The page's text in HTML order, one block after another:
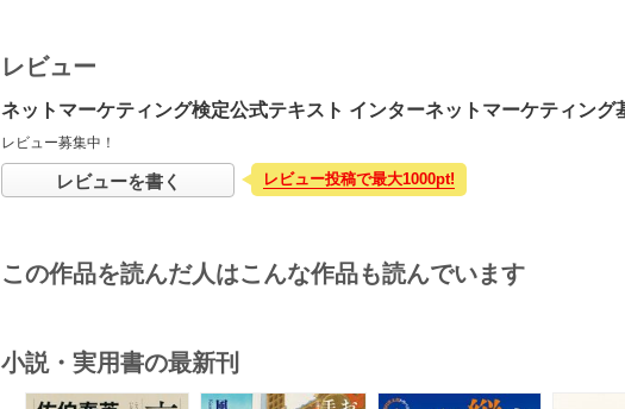
レビュー
ネットマーケティング検定公式テキスト インターネットマーケティング
レビュー募集中！
レビューを書く レビュー投稿で最大1000pt!
この作品を読んだ人はこんな作品も読んでいます
小説・実用書の最新刊